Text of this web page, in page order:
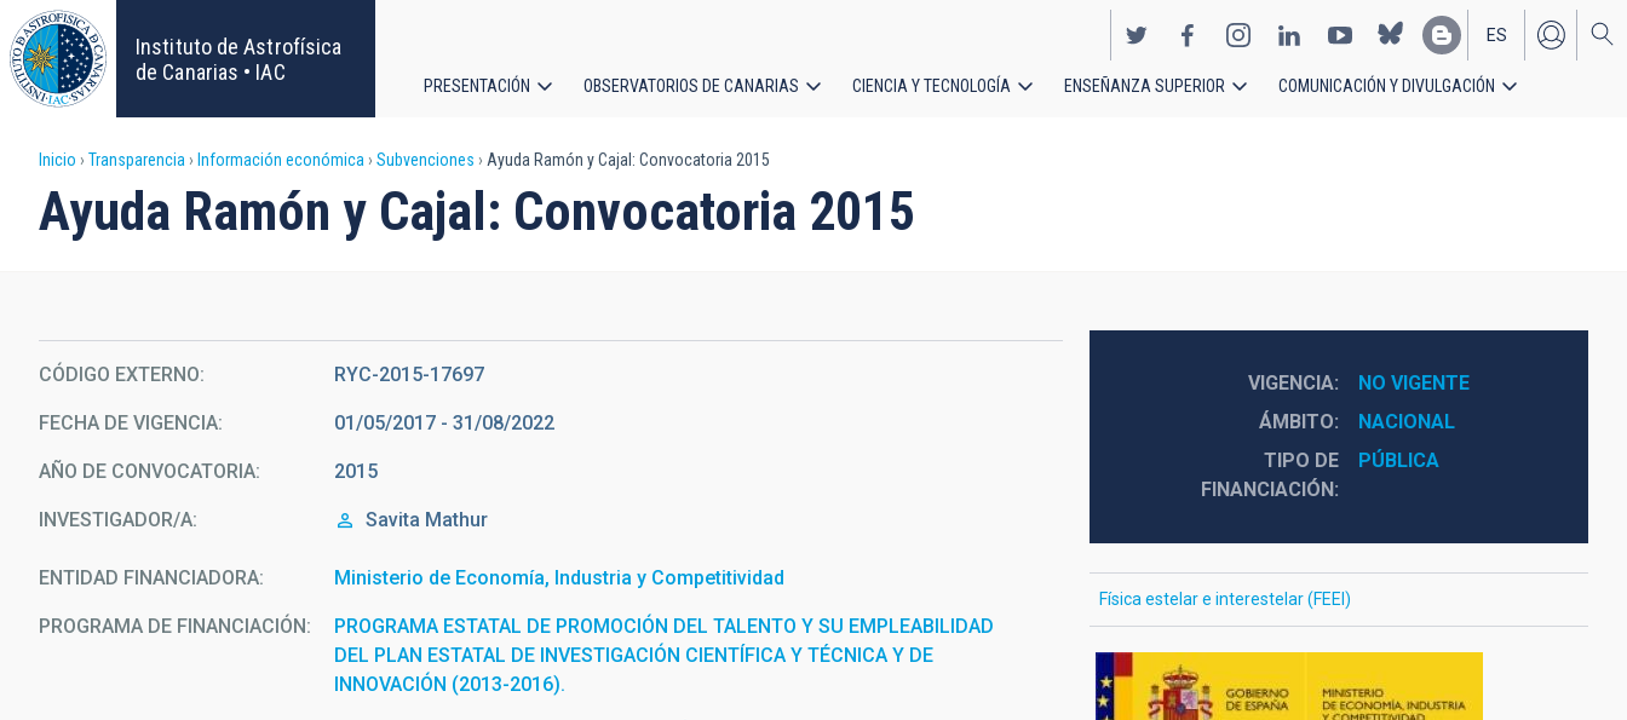
Pasar
al
contenido
principal
Instituto de Astrofísica
de Canarias • IAC
EN
ES
principal
PRESENTACIÓN OBSERVATORIOS DE CANARIAS CIENCIA Y TECNOLOGÍA ENSEÑANZA SUPERIOR COMUNICACIÓN Y DIVULGACIÓN
Sobrescribir
enlaces
ayuda
a
la
navegación
Inicio Transparencia Información económica Subvenciones Ayuda Ramón y Cajal: Convocatoria 2015
Ayuda Ramón y Cajal: Convocatoria 2015
CÓDIGO EXTERNO RYC-2015-17697
FECHA DE VIGENCIA 01/05/2017 - 31/08/2022
AÑO DE CONVOCATORIA 2015
INVESTIGADOR/A Savita Mathur
ENTIDAD FINANCIADORA Ministerio de Economía, Industria y Competitividad
PROGRAMA DE FINANCIACIÓN
PROGRAMA ESTATAL DE PROMOCIÓN DEL TALENTO Y SU EMPLEABILIDAD
DEL PLAN ESTATAL DE INVESTIGACIÓN CIENTÍFICA Y TÉCNICA Y DE
INNOVACIÓN (2013-2016).
VIGENCIA
NO VIGENTE
ÁMBITO
NACIONAL
TIPO DE
FINANCIACIÓN
PÚBLICA
Física estelar e interestelar (FEEI)